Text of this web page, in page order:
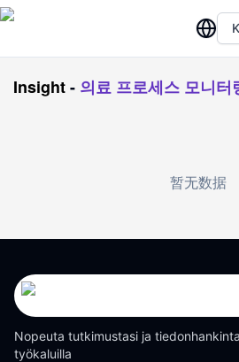
Insight- 의료 프로세스 모니터
暂无数据
Nopeuta tutkimustasi ja
työkaluilla